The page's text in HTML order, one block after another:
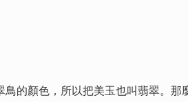
的顏色，所以把美玉也叫翡翠。那